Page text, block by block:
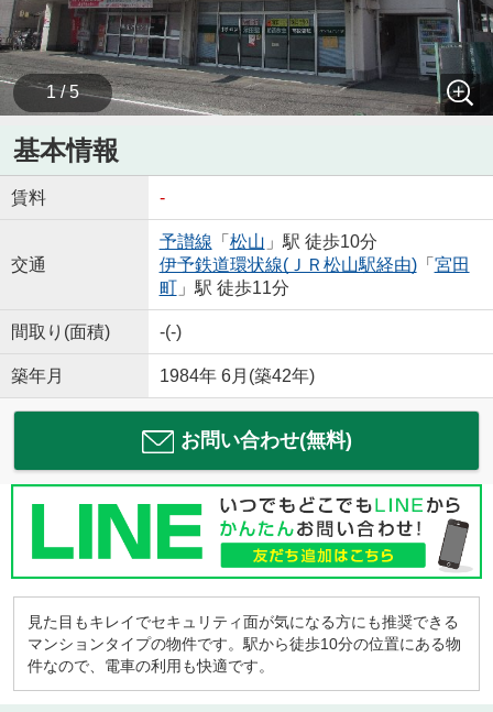
1 / 5
基本情報
賃料 -
交通
予讃線 「 松山 」駅 徒歩10分
伊予鉄道環状線(ＪＲ松山駅経由)「 宮田
町」駅 徒歩11分
間取り(面積) -(-)
築年月 1984年 6月(築42年)
お問い合わせ(無料)
見た目もキレイでセキュリティ面が気になる方にも推奨できる
マンションタイプの物件です。駅から徒歩10分の位置にある物
件なので、電車の利用も快適です。